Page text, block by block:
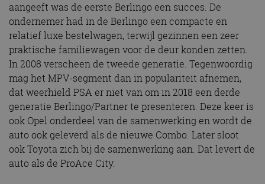
aangeeft was de eerste Berlingo een succes. De
ondernemer had in de Berlingo een compacte en
relatief luxe bestelwagen, terwijl gezinnen een zeer
praktische familiewagen voor de deur konden zetten.
In 2008 verscheen de tweede generatie. Tegenwoordig
mag het MPV-segment dan in populariteit afnemen,
dat weerhield PSA er niet van om in 2018 een derde
generatie Berlingo/Partner te presenteren. Deze keer is
ook Opel onderdeel van de samenwerking en wordt de
auto ook geleverd als de nieuwe Combo. Later sloot
ook Toyota zich bij de samenwerking aan. Dat levert de
auto als de ProAce City.